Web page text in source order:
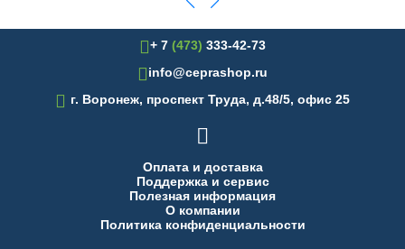
+ 7 (473) 333-42-73
info@ceprashop.ru
 г. Воронеж, проспект Труда, д.48/5, офис 25

Оплата и доставка
Поддержка и сервис
Полезная информация
О компании
Политика конфиденциальности